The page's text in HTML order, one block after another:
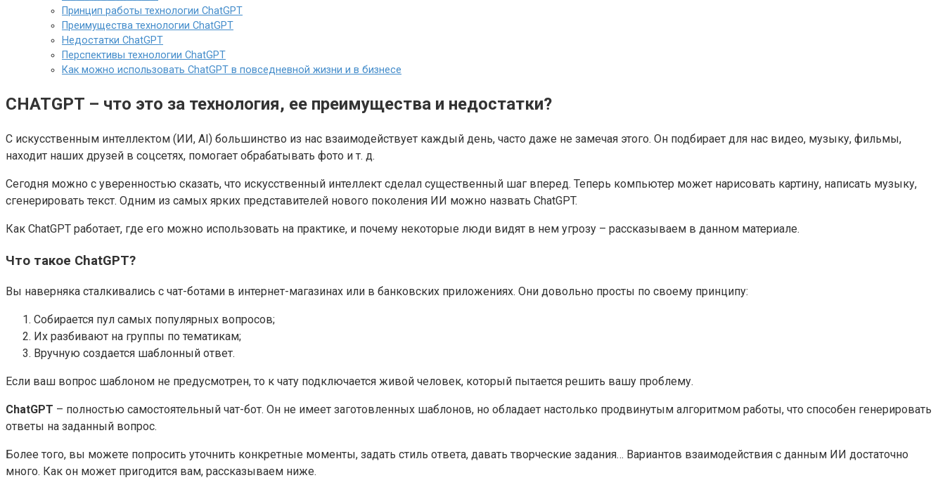
Принцип работы технологии ChatGPT
Преимущества технологии ChatGPT
Недостатки ChatGPT
Перспективы технологии ChatGPT
Как можно использовать ChatGPT в повседневной жизни и в бизнесе
CHATGPT – что это за технология, ее преимущества и недостатки?
​​​​​​С искусственным интеллектом (ИИ, AI) большинство из нас взаимодействует каждый день, часто даже не замечая этого. Он подбирает для нас видео, музыку, фильмы,
находит наших друзей в соцсетях, помогает обрабатывать фото и т. д.
Сегодня можно с уверенностью сказать, что искусственный интеллект сделал существенный шаг вперед. Теперь компьютер может нарисовать картину, написать музыку,
сгенерировать текст. Одним из самых ярких представителей нового поколения ИИ можно назвать ChatGPT.
Как ChatGPT работает, где его можно использовать на практике, и почему некоторые люди видят в нем угрозу – рассказываем в данном материале.
Что такое ChatGPT?
Вы наверняка сталкивались с чат-ботами в интернет-магазинах или в банковских приложениях. Они довольно просты по своему принципу:
Собирается пул самых популярных вопросов;
Их разбивают на группы по тематикам;
Вручную создается шаблонный ответ.
Если ваш вопрос шаблоном не предусмотрен, то к чату подключается живой человек, который пытается решить вашу проблему.
ChatGPT – полностью самостоятельный чат-бот. Он не имеет заготовленных шаблонов, но обладает настолько продвинутым алгоритмом работы, что способен генерировать
ответы на заданный вопрос.
Более того, вы можете попросить уточнить конкретные моменты, задать стиль ответа, давать творческие задания… Вариантов взаимодействия с данным ИИ достаточно
много. Как он может пригодится вам, рассказываем ниже.